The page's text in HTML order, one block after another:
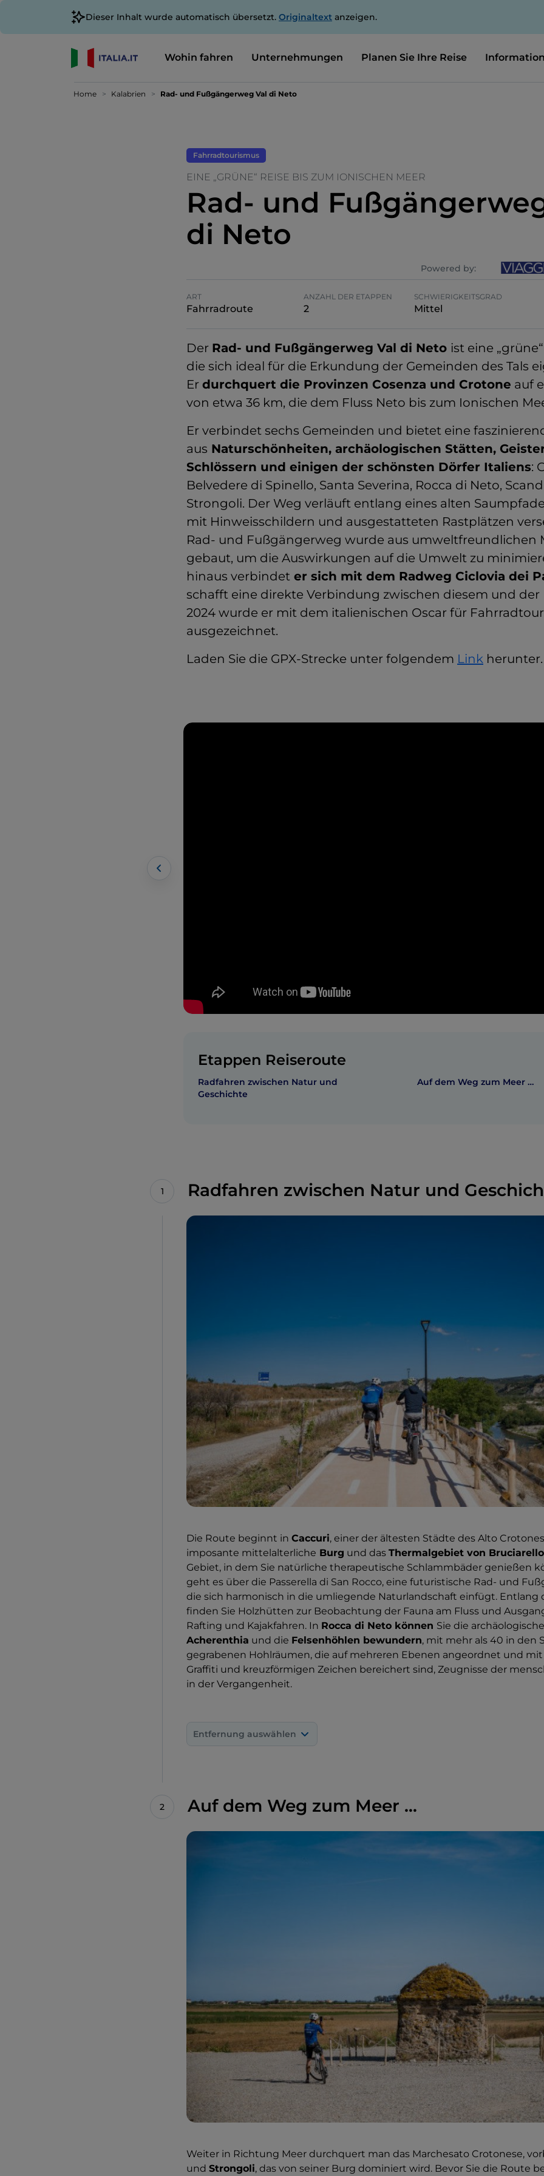
Dieser Inhalt wurde automatisch übersetzt. Originaltext anzeigen.
Wohin fahren Unternehmungen Planen Sie Ihre Reise
Home Kalabrien Rad- und Fußgängerweg Val di Neto
Fahrradtourismus
EINE „GRÜNE“ REISE BIS ZUM IONISCHEN MEER
Rad- und
di Neto
Powered by:
ART
Fahrradroute
ANZAHL DER ETAPPEN
2
SCHWIERIGKEITSGRAD
Mittel
Der Rad- und Fußgängerweg Val di Neto ist eine
die sich ideal für die Erkundung der Gemeinden des Tals
Er durchquert die Provinzen Cosenza und Crotone auf
von etwa 36 km, die dem Fluss Neto bis zum Ionischen
Er verbindet sechs Gemeinden und bietet eine
aus Naturschönheiten, archäologischen Stätten,
Schlössern und einigen der schönsten Dörfer Italiens:
Belvedere di Spinello, Santa Severina, Rocca di Neto,
Strongoli. Der Weg verläuft entlang eines alten
mit Hinweisschildern und ausgestatteten Rastplätzen
Rad- und Fußgängerweg wurde aus umweltfreundlichen
gebaut, um die Auswirkungen auf die Umwelt zu
hinaus verbindet er sich mit dem Radweg Ciclovia dei
schafft eine direkte Verbindung zwischen diesem und der
2024 wurde er mit dem italienischen Oscar für
ausgezeichnet.
Laden Sie die GPX-Strecke unter folgendem Link herunter.
Etappen Reiseroute
Radfahren zwischen Natur und
Geschichte
Auf dem Weg zum Meer …
Radfahren zwischen Natur und
Die Route beginnt in Caccuri, einer der ältesten Städte des Alto
imposante mittelalterliche Burg und das Thermalgebiet von Bruciarello
Gebiet, in dem Sie natürliche therapeutische Schlammbäder genießen
geht es über die Passerella di San Rocco, eine futuristische Rad- und
die sich harmonisch in die umliegende Naturlandschaft einfügt. Entlang
finden Sie Holzhütten zur Beobachtung der Fauna am Fluss und
Rafting und Kajakfahren. In Rocca di Neto können Sie die
Acherenthia und die Felsenhöhlen bewundern, mit mehr als 40 in den
gegrabenen Hohlräumen, die auf mehreren Ebenen angeordnet und mit
Graffiti und kreuzförmigen Zeichen bereichert sind, Zeugnisse der
in der Vergangenheit.
Entfernung auswählen
Auf dem Weg zum Meer …
Weiter in Richtung Meer durchquert man das Marchesato Crotonese,
und Strongoli, das von seiner Burg dominiert wird. Bevor Sie die Route